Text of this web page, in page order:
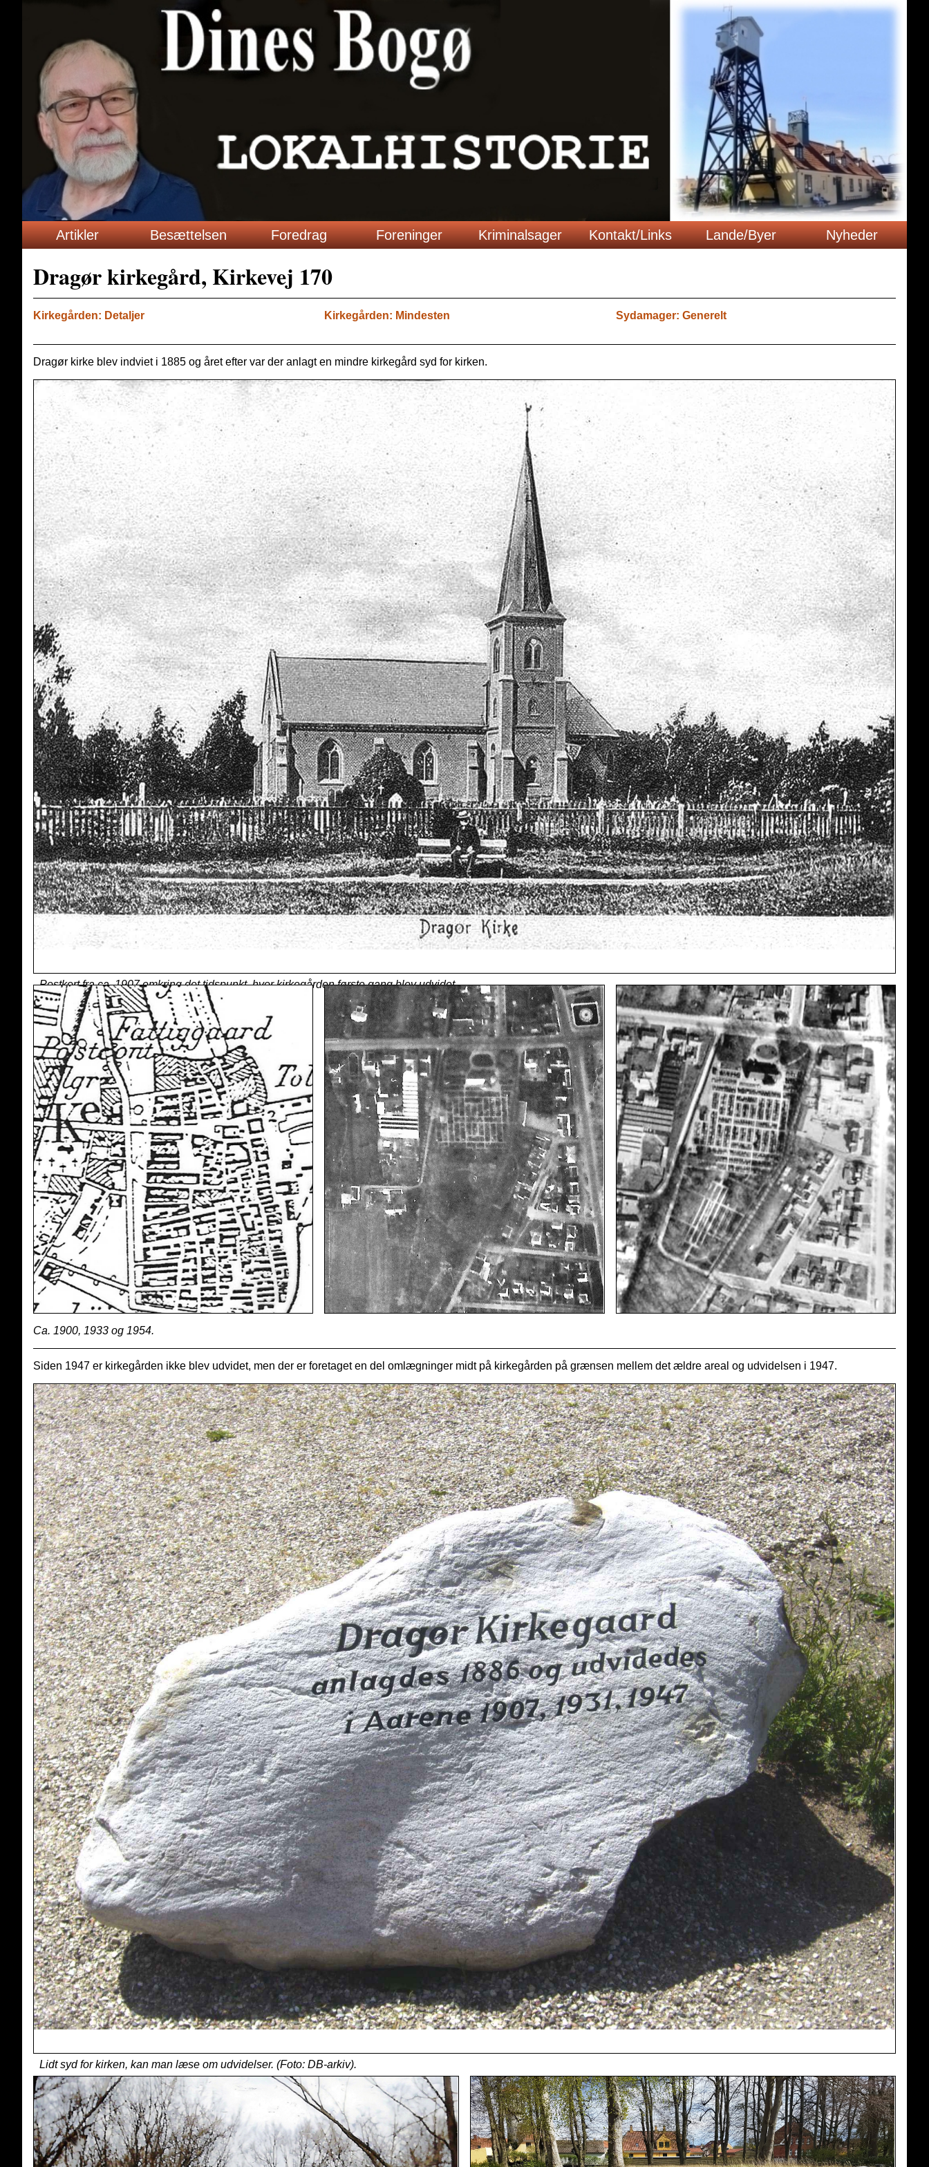
Artikler Besættelsen Foredrag Foreninger Kriminalsager Kontakt/Links Lande/Byer Nyheder
Dragør kirkegård, Kirkevej 170
Kirkegården: Detaljer Kirkegården: Mindesten Sydamager: Generelt
Dragør kirke blev indviet i 1885 og året efter var der anlagt en mindre kirkegård syd for kirken.
Postkort fra ca. 1907 omkring det tidspunkt, hvor kirkegården første gang blev udvidet.
Ca. 1900, 1933 og 1954.
Siden 1947 er kirkegården ikke blev udvidet, men der er foretaget en del omlægninger midt på kirkegården på grænsen mellem det ældre areal og udvidelsen i 1947.
Lidt syd for kirken, kan man læse om udvidelser. (Foto: DB-arkiv).